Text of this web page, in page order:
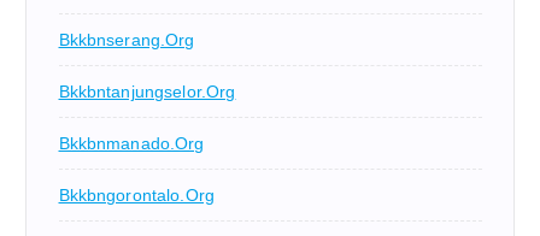
Bkkbnserang.org
Bkkbntanjungselor.org
Bkkbnmanado.org
Bkkbngorontalo.org